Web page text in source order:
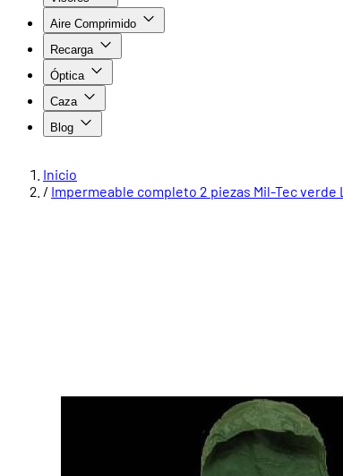
Aire Comprimido
Recarga
Óptica
Caza
Blog
Inicio
/ Impermeable completo 2 piezas Mil-Tec verde L